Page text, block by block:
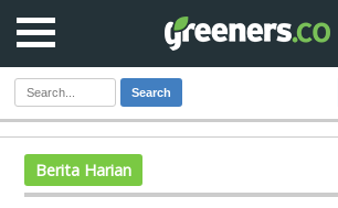
Search
Berita Harian